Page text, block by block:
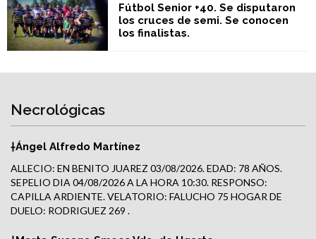
Fútbol Senior +40. Se disputaron
los cruces de semi. Se conocen
los finalistas.
Necrológicas
†Ángel Alfredo Martínez
ALLECIO: EN BENITO JUAREZ 03/08/2026. EDAD: 78 AÑOS.
SEPELIO DIA 04/08/2026 A LA HORA 10:30. RESPONSO:
CAPILLA ARDIENTE. VELATORIO: FALUCHO 75 HOGAR DE
DUELO: RODRIGUEZ 269 .